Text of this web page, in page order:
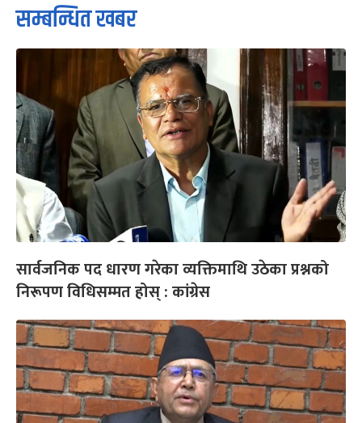
सम्बन्धित खबर
सार्वजनिक पद धारण गरेका व्यक्तिमाथि उठेका प्रश्नको
निरूपण विधिसम्मत होस् : कांग्रेस